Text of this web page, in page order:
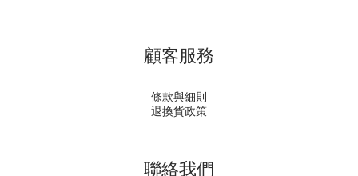
顧客服務
條款與細則
退換貨政策
聯絡我們